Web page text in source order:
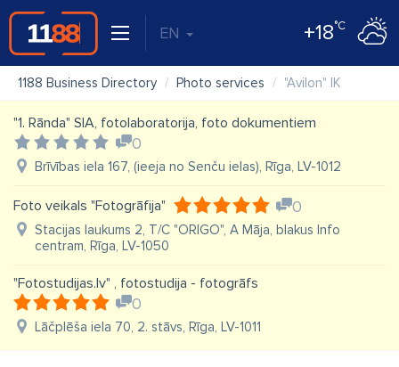
EN +18°C
1188 Business Directory Photo services "Avilon" IK
"1. Rānda" SIA, fotolaboratorija, foto dokumentiem
0
Brīvības iela 167, (ieeja no Senču ielas), Rīga, LV-1012
Foto veikals "Fotogrāfija" 0
Stacijas laukums 2, T/C "ORIGO", A Māja, blakus Info
centram, Rīga, LV-1050
"Fotostudijas.lv" , fotostudija - fotogrāfs
0
Lāčplēša iela 70, 2. stāvs, Rīga, LV-1011